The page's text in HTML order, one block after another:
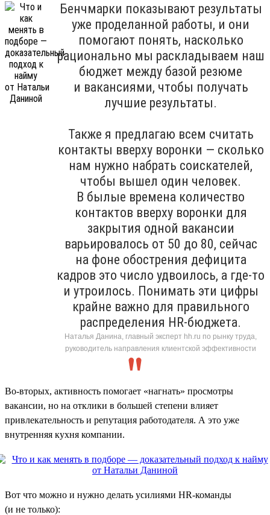
Бенчмарки показывают результаты
уже проделанной работы, и они
помогают понять, насколько
рационально мы раскладываем наш
бюджет между базой резюме
и вакансиями, чтобы получать
лучшие результаты.
Также я предлагаю всем считать
контакты вверху воронки — сколько
нам нужно набрать соискателей,
чтобы вышел один человек.
В былые времена количество
контактов вверху воронки для
закрытия одной вакансии
варьировалось от 50 до 80, сейчас
на фоне обострения дефицита
кадров это число удвоилось, а где-то
и утроилось. Понимать эти цифры
крайне важно для правильного
распределения HR-бюджета.
Наталья Данина, главный эксперт hh.ru по рынку труда,
руководитель направления клиентской эффективности
Во-вторых, активность помогает «нагнать» просмотры
вакансии, но на отклики в большей степени влияет
привлекательность и репутация работодателя. А это уже
внутренняя кухня компании.
Вот что можно и нужно делать усилиями HR-команды
(и не только):